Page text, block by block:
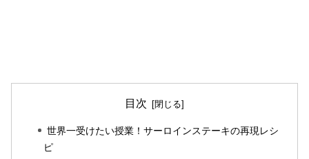
目次
世界一受けたい授業！サーロインステーキの再現レシ
ピ